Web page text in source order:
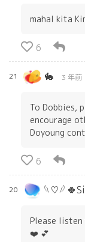
mahal kita
6
21 🐇 3 年前
To Dobbies,
encourage
Doyoung
6
20 𓆩♡𓆪
Please
❤️ 💕